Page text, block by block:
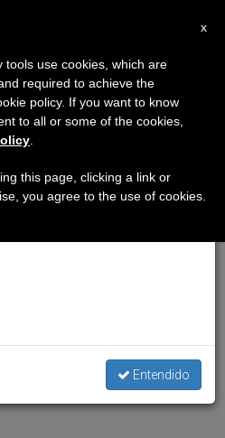
×
agosto haremos la pausa
en el periodo de verano
y también el
Entendido
x
use cookies, which are
required to achieve the
policy. If you want to know
to all or some of the cookies,
this page, clicking a link or
you agree to the use of cookies.